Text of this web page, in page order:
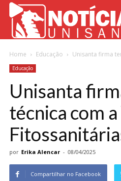
Home Educação Unisanta firma
Educação
Unisanta
técnica com
por Erika Alencar - 08/04/2025
Compartilhar no Facebook